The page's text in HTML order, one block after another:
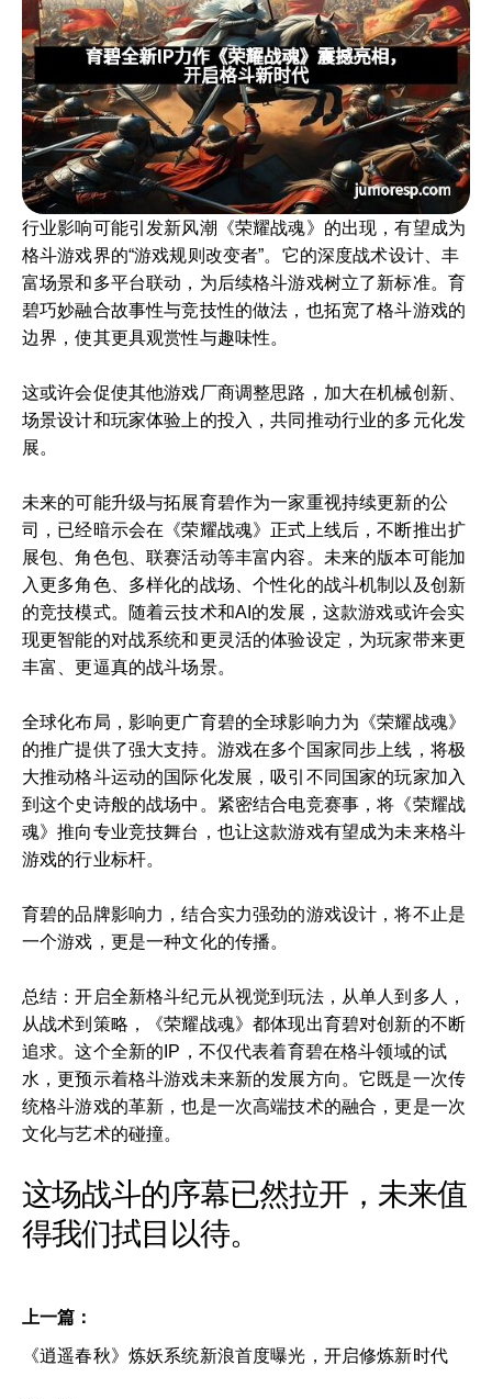
行业影响可能引发新风潮《荣耀战魂》的出现，有望成为
格斗游戏界的“游戏规则改变者”。它的深度战术设计、丰
富场景和多平台联动，为后续格斗游戏树立了新标准。育
碧巧妙融合故事性与竞技性的做法，也拓宽了格斗游戏的
边界，使其更具观赏性与趣味性。
这或许会促使其他游戏厂商调整思路，加大在机械创新、
场景设计和玩家体验上的投入，共同推动行业的多元化发
展。
未来的可能升级与拓展育碧作为一家重视持续更新的公
司，已经暗示会在《荣耀战魂》正式上线后，不断推出扩
展包、角色包、联赛活动等丰富内容。未来的版本可能加
入更多角色、多样化的战场、个性化的战斗机制以及创新
的竞技模式。随着云技术和AI的发展，这款游戏或许会实
现更智能的对战系统和更灵活的体验设定，为玩家带来更
丰富、更逼真的战斗场景。
全球化布局，影响更广育碧的全球影响力为《荣耀战魂》
的推广提供了强大支持。游戏在多个国家同步上线，将极
大推动格斗运动的国际化发展，吸引不同国家的玩家加入
到这个史诗般的战场中。紧密结合电竞赛事，将《荣耀战
魂》推向专业竞技舞台，也让这款游戏有望成为未来格斗
游戏的行业标杆。
育碧的品牌影响力，结合实力强劲的游戏设计，将不止是
一个游戏，更是一种文化的传播。
总结：开启全新格斗纪元从视觉到玩法，从单人到多人，
从战术到策略，《荣耀战魂》都体现出育碧对创新的不断
追求。这个全新的IP，不仅代表着育碧在格斗领域的试
水，更预示着格斗游戏未来新的发展方向。它既是一次传
统格斗游戏的革新，也是一次高端技术的融合，更是一次
文化与艺术的碰撞。
这场战斗的序幕已然拉开，未来值
得我们拭目以待。
上一篇：
《逍遥春秋》炼妖系统新浪首度曝光，开启修炼新时代